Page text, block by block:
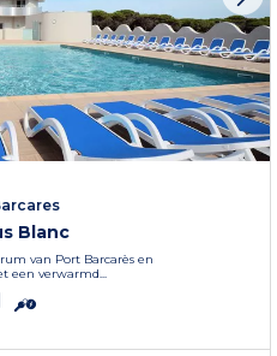
Blanc
van Port Barcarès en
een verwarmd...